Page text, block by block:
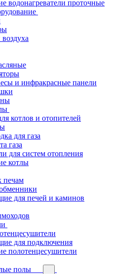
водонагреватели проточные
и инфракрасные панели
котлов и отопителей
для газа
газа
для систем отопления
котлы
печам
для печей и каминов
для подключения
полотенцесушители
полы